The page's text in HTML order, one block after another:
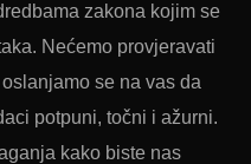
zakona kojim se
Nećemo provjeravati
se na vas da
potpuni, točni i ažurni.
kako biste nas